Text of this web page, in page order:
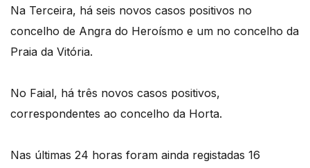
Na Terceira, há seis novos casos positivos no
concelho de Angra do Heroísmo e um no concelho da
Praia da Vitória.
No Faial, há três novos casos positivos,
correspondentes ao concelho da Horta.
Nas últimas 24 horas foram ainda registadas 16